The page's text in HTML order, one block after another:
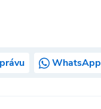
WhatsApp